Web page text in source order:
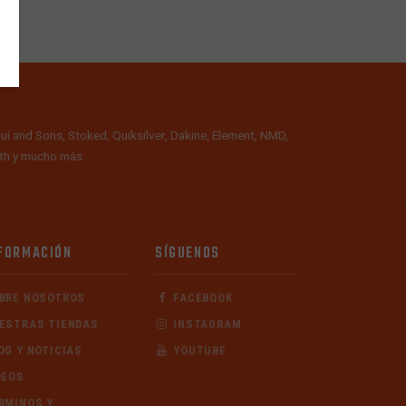
Sons, Stoked, Quiksilver, Dakine, Element, NMD,
y mucho más.
NOSOTROS
TIENDAS
Y NOTICIAS
Y
SÍGUENOS
FACEBOOK
INSTAGRAM
YOUTUBE